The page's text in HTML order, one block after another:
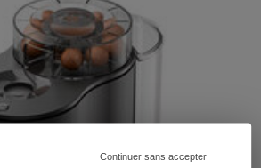
Continuer sans accepter